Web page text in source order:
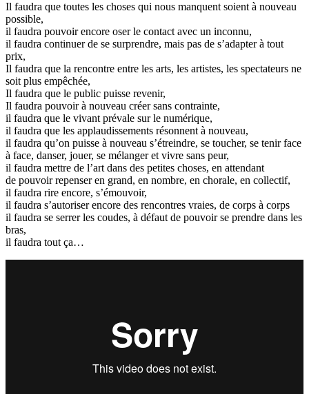
Il faudra que toutes les choses qui nous manquent soient à nouveau
possible,
il faudra pouvoir encore oser le contact avec un inconnu,
il faudra continuer de se surprendre, mais pas de s’adapter à tout
prix,
Il faudra que la rencontre entre les arts, les artistes, les spectateurs ne
soit plus empêchée,
Il faudra que le public puisse revenir,
Il faudra pouvoir à nouveau créer sans contrainte,
il faudra que le vivant prévale sur le numérique,
il faudra que les applaudissements résonnent à nouveau,
il faudra qu’on puisse à nouveau s’étreindre, se toucher, se tenir face
à face, danser, jouer, se mélanger et vivre sans peur,
il faudra mettre de l’art dans des petites choses, en attendant
de pouvoir repenser en grand, en nombre, en chorale, en collectif,
il faudra rire encore, s’émouvoir,
il faudra s’autoriser encore des rencontres vraies, de corps à corps
il faudra se serrer les coudes, à défaut de pouvoir se prendre dans les
bras,
il faudra tout ça…